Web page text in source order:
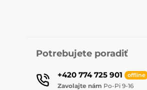
Potrebujete poradiť
+420 774 725 901 offline
Zavolajte nám Po-Pi 9-16